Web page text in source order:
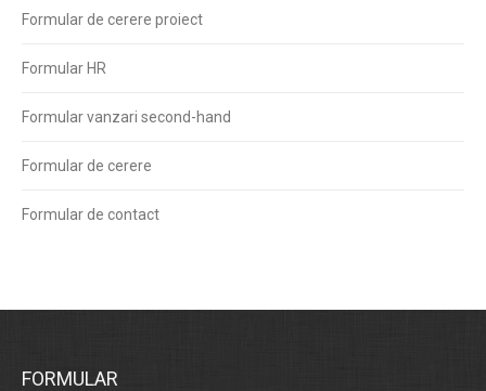
Formular de cerere proiect
Formular HR
Formular vanzari second-hand
Formular de cerere
Formular de contact
FORMULAR